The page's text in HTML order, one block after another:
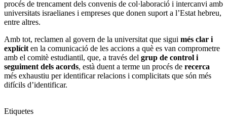
procés de trencament dels convenis de col·laboració i intercanvi amb
universitats israelianes i empreses que donen suport a l’Estat hebreu,
entre altres.
Amb tot, reclamen al govern de la universitat que sigui més clar i
explícit en la comunicació de les accions a què es van comprometre
amb el comitè estudiantil, que, a través del grup de control i
seguiment dels acords, està duent a terme un procés de recerca
més exhaustiu per identificar relacions i complicitats que són més
difícils d’identificar.
Etiquetes